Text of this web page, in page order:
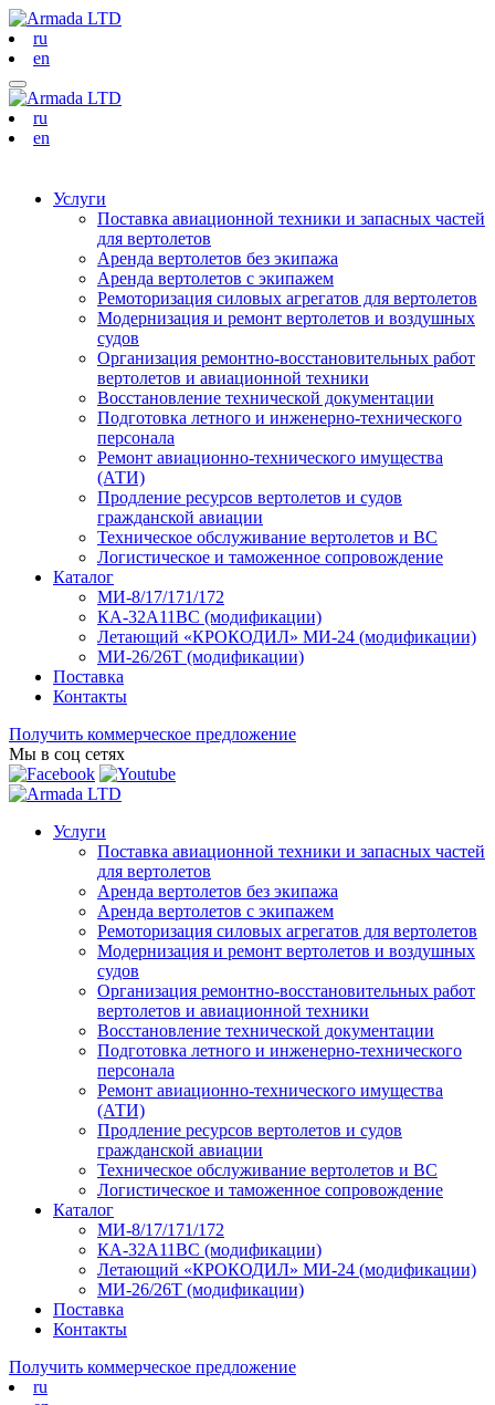
ru
en
ru
en
Услуги
Поставка авиационной техники и запасных частей
для вертолетов
Аренда вертолетов без экипажа
Аренда вертолетов с экипажем
Ремоторизация силовых агрегатов для вертолетов
Модернизация и ремонт вертолетов и воздушных
судов
Организация ремонтно-восстановительных работ
вертолетов и авиационной техники
Восстановление технической документации
Подготовка летного и инженерно-технического
персонала
Ремонт авиационно-технического имущества
(АТИ)
Продление ресурсов вертолетов и судов
гражданской авиации
Техническое обслуживание вертолетов и ВС
Логистическое и таможенное сопровождение
Каталог
МИ-8/17/171/172
КА-32А11ВС (модификации)
Летающий «КРОКОДИЛ» МИ-24 (модификации)
МИ-26/26Т (модификации)
Поставка
Контакты
Получить коммерческое предложение
Мы в соц сетях
Услуги
Поставка авиационной техники и запасных частей
для вертолетов
Аренда вертолетов без экипажа
Аренда вертолетов с экипажем
Ремоторизация силовых агрегатов для вертолетов
Модернизация и ремонт вертолетов и воздушных
судов
Организация ремонтно-восстановительных работ
вертолетов и авиационной техники
Восстановление технической документации
Подготовка летного и инженерно-технического
персонала
Ремонт авиационно-технического имущества
(АТИ)
Продление ресурсов вертолетов и судов
гражданской авиации
Техническое обслуживание вертолетов и ВС
Логистическое и таможенное сопровождение
Каталог
МИ-8/17/171/172
КА-32А11ВС (модификации)
Летающий «КРОКОДИЛ» МИ-24 (модификации)
МИ-26/26Т (модификации)
Поставка
Контакты
Получить коммерческое предложение
ru